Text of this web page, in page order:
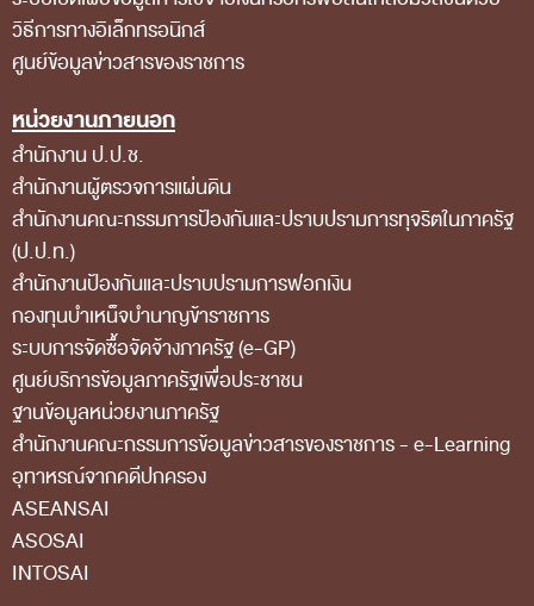
ผลการตรวจสอบ
ผลการตรวจสอบที่สำคัญ
สถิติการตรวจสอบรายงานการเงิน
ข้อมูลสาธารณะ
ข่าวสารการจัดซื้อจัดจ้างของ สตง.
แผนการจัดซื้อจัดจ้าง
ประกาศประกวดราคา/ราคากลาง/ขายพัสดุเสื่อม
สภาพ
สรุปผลการจัดซื้อจัดจ้าง
ข้อมูลสาระสำคัญในสัญญา
การรายงานผลการจัดซื้อจัดจ้าง หรือการจัดการ
พัสดุ
การประเมิน ITA
ศูนย์ข้อมูลข่าวสารของราชการ
วิธีการทางอิเล็กทรอนิกส์
ศูนย์ข้อมูลข่าวสารของราชการ
หน่วยงานภายนอก
สำนักงาน ป.ป.ช.
สำนักงานผู้ตรวจการแผ่นดิน
สำนักงานคณะกรรมการป้องกันและปราบปรามการทุจริตในภาครัฐ
(ป.ป.ท.)
สำนักงานป้องกันและปราบปรามการฟอกเงิน
กองทุนบำเหน็จบำนาญข้าราชการ
ระบบการจัดซื้อจัดจ้างภาครัฐ (e-GP)
ศูนย์บริการข้อมูลภาครัฐเพื่อประชาชน
ฐานข้อมูลหน่วยงานภาครัฐ
สํานักงานคณะกรรมการข้อมูลข่าวสารของราชการ - e-Learning
อุทาหรณ์จากคดีปกครอง
ASEANSAI
ASOSAI
INTOSAI